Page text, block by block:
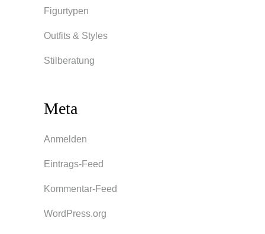
Figurtypen
Outfits & Styles
Stilberatung
Meta
Anmelden
Eintrags-Feed
Kommentar-Feed
WordPress.org